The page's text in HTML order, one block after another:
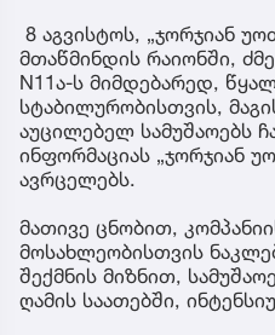
8 აგვისტოს, „ჯორჯიან
მთაწმინდის რაიონში,
N11ა-ს მიმდებარედ,
სტაბილურობისთვის,
აუცილებელ სამუშაოებს
ინფორმაციას „ჯორჯიან
ავრცელებს.
მათივე ცნობით,
მოსახლეობისთვის
შექმნის მიზნით,
ღამის საათებში,